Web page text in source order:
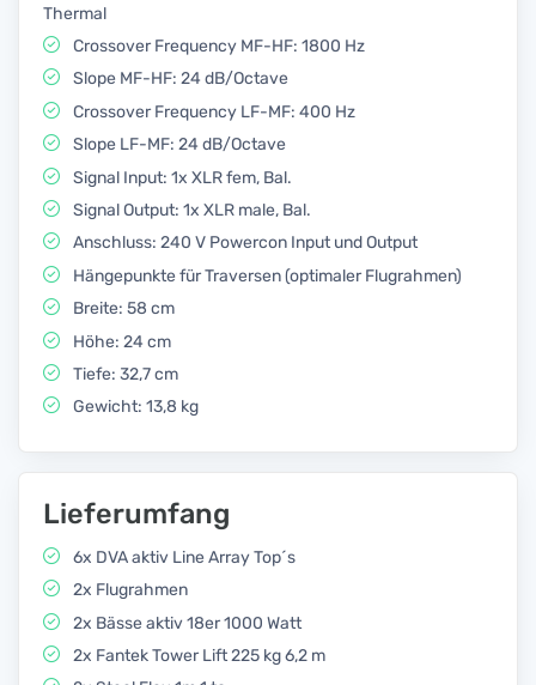
Thermal
Crossover Frequency MF-HF: 1800 Hz
Slope MF-HF: 24 dB/Octave
Crossover Frequency LF-MF: 400 Hz
Slope LF-MF: 24 dB/Octave
Signal Input: 1x XLR fem, Bal.
Signal Output: 1x XLR male, Bal.
Anschluss: 240 V Powercon Input und Output
Hängepunkte für Traversen (optimaler Flugrahmen)
Breite: 58 cm
Höhe: 24 cm
Tiefe: 32,7 cm
Gewicht: 13,8 kg
Lieferumfang
6x DVA aktiv Line Array Top´s
2x Flugrahmen
2x Bässe aktiv 18er 1000 Watt
2x Fantek Tower Lift 225 kg 6,2 m